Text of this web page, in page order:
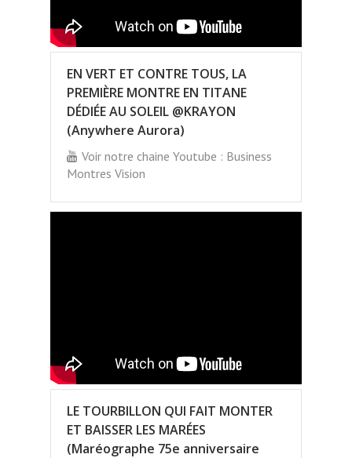
EN VERT ET CONTRE TOUS, LA
PREMIÈRE MONTRE EN TITANE
DÉDIÉE AU SOLEIL @KRAYON
(Anywhere Aurora)
Voir notre chaine Youtube : Business
Montres Vision
LE TOURBILLON QUI FAIT MONTER
ET BAISSER LES MARÉES
(Maréographe 75e anniversaire